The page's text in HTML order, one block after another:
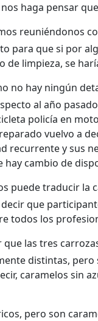
haga pensar
reuniéndonos
para que si por
de limpieza, se
no hay ningún
al año
policía en
vuelvo a
recurrente y sus
hay cambio de
puede traducir la
decir que
todos los
las tres
distintas, pero
caramelos sin
pero son